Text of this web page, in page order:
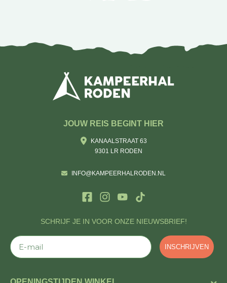
SCHRIJF JE IN VOOR ONZE NIEUWSBRIEF!
E-mail
INSCHRIJVEN
JOUW REIS BEGINT HIER
KANAALSTRAAT 63
9301 LR RODEN
INFO@KAMPEERHALRODEN.NL